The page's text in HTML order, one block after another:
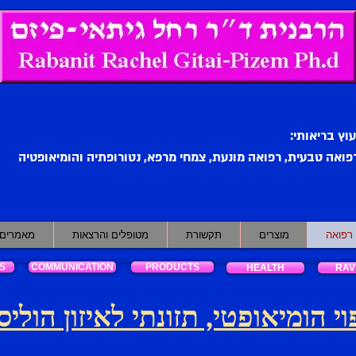
בריאותי:
טבעית, רפואה מונעת, צמחי מרפא, נטורופתיה והומיאופטיה
מטופלים והרצאות תקשורת מוצרים רפואה
הומיאופטי, תזונתי לאיזון
HEALTH
PRODUCTS
COMMUNICATION